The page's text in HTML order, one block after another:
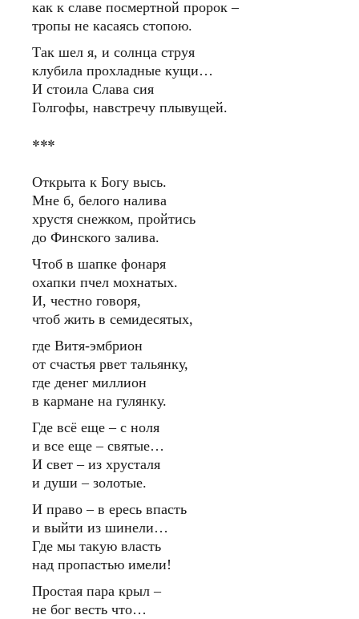
как к славе посмертной пророк –
тропы не касаясь стопою.
Так шел я, и солнца струя
клубила прохладные кущи…
И стоила Слава сия
Голгофы, навстречу плывущей.
***
Открыта к Богу высь.
Мне б, белого налива
хрустя снежком, пройтись
до Финского залива.
Чтоб в шапке фонаря
охапки пчел мохнатых.
И, честно говоря,
чтоб жить в семидесятых,
где Витя-эмбрион
от счастья рвет тальянку,
где денег миллион
в кармане на гулянку.
Где всё еще – с ноля
и все еще – святые…
И свет – из хрусталя
и души – золотые.
И право – в ересь впасть
и выйти из шинели…
Где мы такую власть
над пропастью имели!
Простая пара крыл –
не бог весть что…